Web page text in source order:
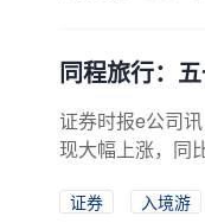
同程旅行：
证券时报e公司
现大幅上涨，同
证券 入境游